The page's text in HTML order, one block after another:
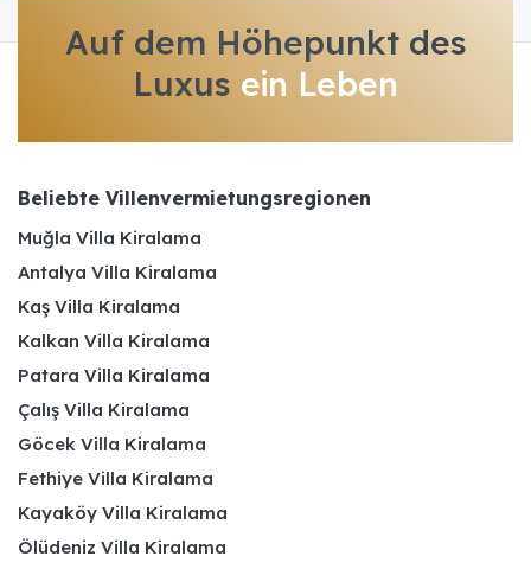
Auf dem Höhepunkt des
Luxus ein Leben
Beliebte Villenvermietungsregionen
Muğla Villa Kiralama
Antalya Villa Kiralama
Kaş Villa Kiralama
Kalkan Villa Kiralama
Patara Villa Kiralama
Çalış Villa Kiralama
Göcek Villa Kiralama
Fethiye Villa Kiralama
Kayaköy Villa Kiralama
Ölüdeniz Villa Kiralama